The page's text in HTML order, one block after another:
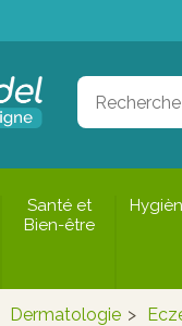
Santé et
Bien-être
Dermatologie >